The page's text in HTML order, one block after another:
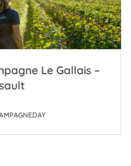
Le Gallais –